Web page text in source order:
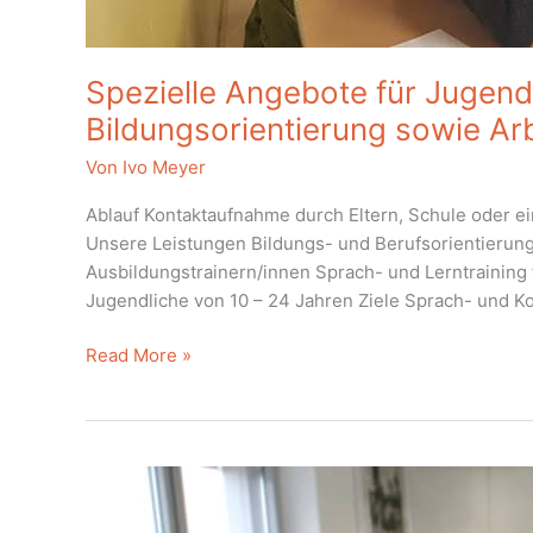
Spezielle Angebote für
Bildungsorientierung sowie
Von Ivo Meyer
Ablauf Kontaktaufnahme durch Eltern, Schule oder
Unsere Leistungen Bildungs- und
Ausbildungstrainern/innen Sprach- und
Jugendliche von 10 – 24 Jahren Ziele Sprach- und
Spezielle
erhöhtem
Read More »